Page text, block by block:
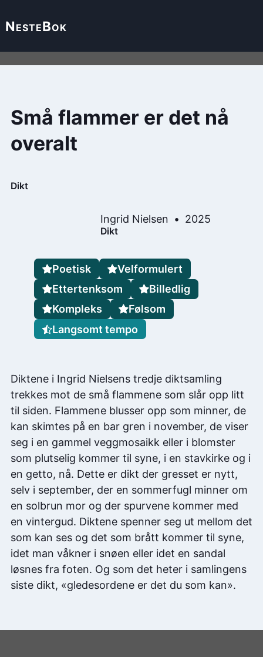
NesteBok
Små flammer er det nå
overalt
Dikt
Ingrid Nielsen 2025
Dikt
Diktene i Ingrid Nielsens tredje diktsamling
trekkes mot de små flammene som slår opp litt
til siden. Flammene blusser opp som minner, de
kan skimtes på en bar gren i november, de viser
seg i en gammel veggmosaikk eller i blomster
som plutselig kommer til syne, i en stavkirke og i
en getto, nå. Dette er dikt der gresset er nytt,
selv i september, der en sommerfugl minner om
en solbrun mor og der spurvene kommer med
en vintergud. Diktene spenner seg ut mellom det
som kan ses og det som brått kommer til syne,
idet man våkner i snøen eller idet en sandal
løsnes fra foten. Og som det heter i samlingens
siste dikt, «gledesordene er det du som kan».
Poetisk
Velformulert
Ettertenksom
Billedlig
Kompleks
Følsom
Langsomt tempo